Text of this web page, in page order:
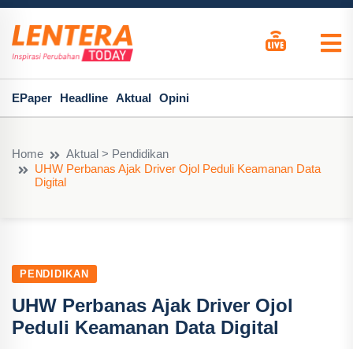
EPaper Headline Aktual Opini
Home
Aktual > Pendidikan
UHW Perbanas Ajak Driver Ojol Peduli Keamanan Data
Digital
PENDIDIKAN
UHW Perbanas Ajak Driver Ojol
Peduli Keamanan Data Digital